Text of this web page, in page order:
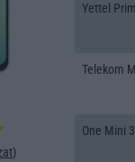
)
Yettel
Telekom
One Mini